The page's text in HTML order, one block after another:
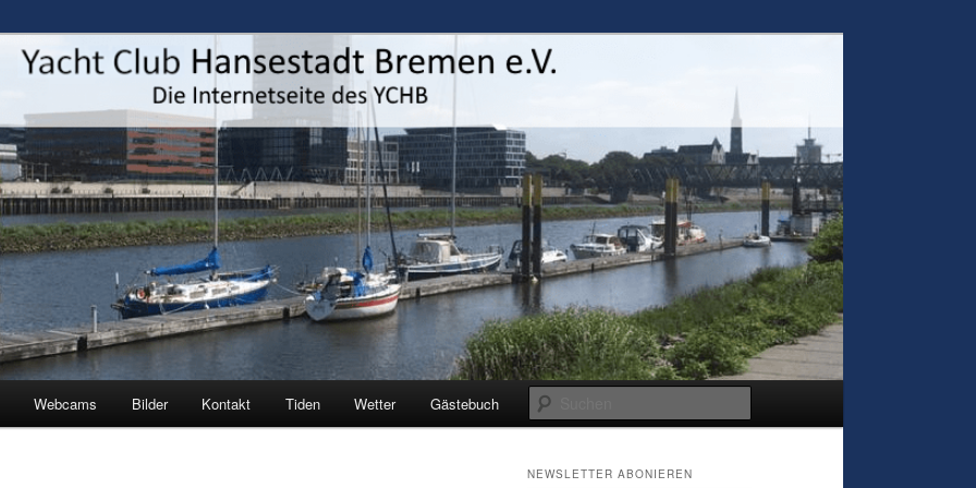
Bremen e.V.
Webcams Bilder Kontakt Tiden Wetter Gästebuch
NEWSLETTER ABONIEREN